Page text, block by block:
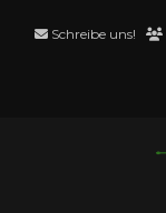
Inhalt Schreibe uns!